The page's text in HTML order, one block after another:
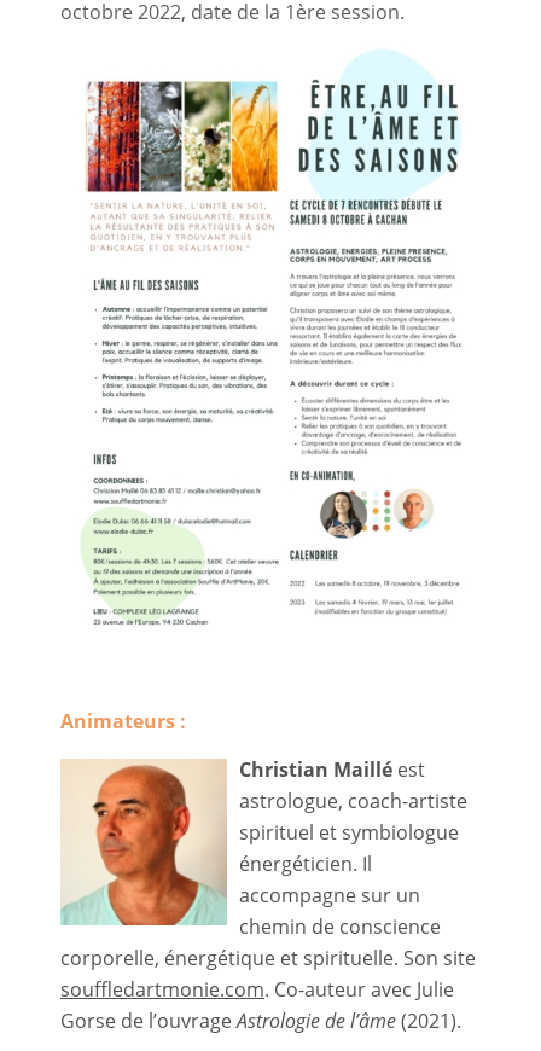
octobre 2022, date de la 1ère session.
Animateurs :
Christian Maillé est
astrologue, coach-artiste
spirituel et symbiologue
énergéticien. Il
accompagne sur un
chemin de conscience
corporelle, énergétique et spirituelle. Son site
souffledartmonie.com. Co-auteur avec Julie
Gorse de l’ouvrageAstrologie de l’âme(2021).